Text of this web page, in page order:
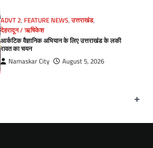
ADVT 2, FEATURE NEWS,उत्तराखंड,
देहरादून / ऋषिकेश
आर्कटिक वैज्ञानिक अभियान के लिए उत्तराखंड के लकी
रावत का चयन
Namaskar City August 5, 2026
+